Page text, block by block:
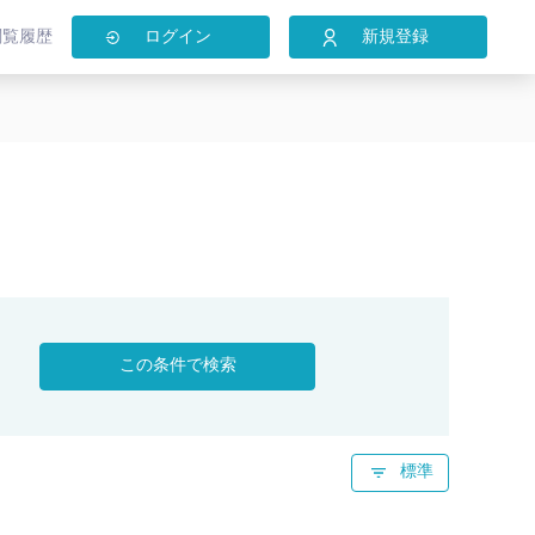
履歴 ログイン 新規登録
この条件で検索
標準